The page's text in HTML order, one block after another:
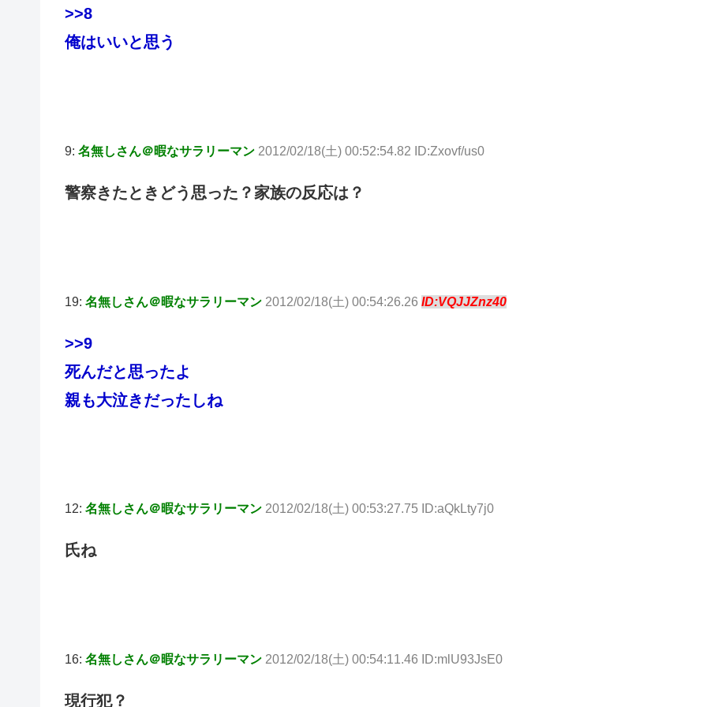
>>8
俺はいいと思う
9: 名無しさん＠暇なサラリーマン 2012/02/18(土) 00:52:54.82 ID:Zxovf/us0
警察きたときどう思った？家族の反応は？
19: 名無しさん＠暇なサラリーマン 2012/02/18(土) 00:54:26.26 ID:VQJJZnz40
>>9
死んだと思ったよ
親も大泣きだったしね
12: 名無しさん＠暇なサラリーマン 2012/02/18(土) 00:53:27.75 ID:aQkLty7j0
氏ね
16: 名無しさん＠暇なサラリーマン 2012/02/18(土) 00:54:11.46 ID:mlU93JsE0
現行犯？